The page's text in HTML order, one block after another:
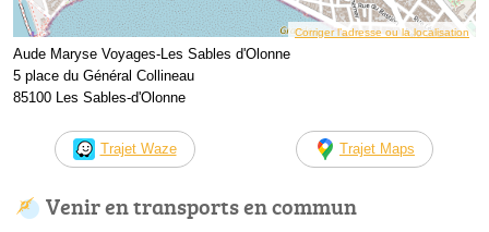
Corriger l’adresse ou la localisation
Aude Maryse Voyages-Les Sables d'Olonne
5 place du Général Collineau
85100 Les Sables-d'Olonne
Trajet Waze Trajet Maps
Venir en transports en commun